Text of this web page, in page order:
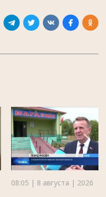
08:05 | 8 августа | 2026